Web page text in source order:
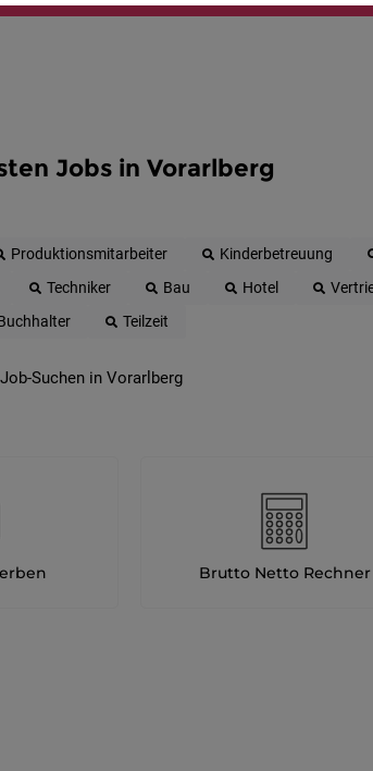
Jobs in Vorarlberg
Produktionsmitarbeiter Kinderbetreuung
Techniker Bau Hotel
Teilzeit
Suchen in Vorarlberg
Brutto Netto Rechner